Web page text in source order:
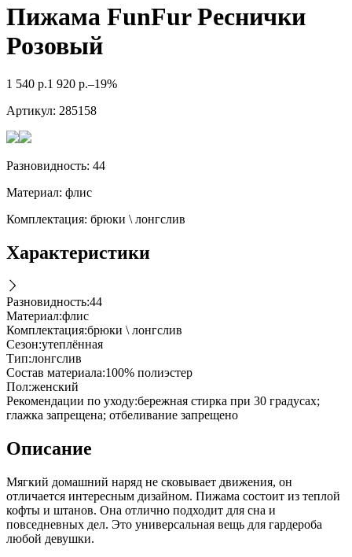
Пижама FunFur Реснички
Розовый
1 540 р.1 920 р.–19%
Артикул: 285158
Разновидность: 44
Материал: флис
Комплектация: брюки \ лонгслив
Характеристики
Разновидность:44
Материал:флис
Комплектация:брюки \ лонгслив
Сезон:утеплённая
Тип:лонгслив
Состав материала:100% полиэстер
Пол:женский
Рекомендации по уходу:бережная стирка при 30 градусах;
глажка запрещена; отбеливание запрещено
Описание
Мягкий домашний наряд не сковывает движения, он
отличается интересным дизайном. Пижама состоит из теплой
кофты и штанов. Она отлично подходит для сна и
повседневных дел. Это универсальная вещь для гардероба
любой девушки.